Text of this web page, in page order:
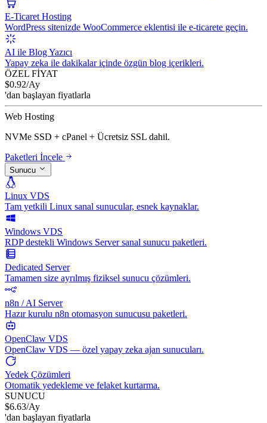
E-Ticaret Hosting
WordPress sitenizde WooCommerce eklentisi ile e-ticarete geçin.
AI ile Blog Yazıcı
Yapay zeka ile dakikalar içinde özgün blog içerikleri.
ÖZEL FİYAT
$0.92/Ay
'dan başlayan fiyatlarla
Web Hosting
NVMe SSD + cPanel + Ücretsiz SSL dahil.
Paketleri İncele
Sunucu
Linux VDS
Tam yetkili Linux sanal sunucular, esnek kaynaklar.
Windows VDS
RDP destekli Windows Server sanal sunucu paketleri.
Dedicated Server
Tamamen size ayrılmış fiziksel sunucu çözümleri.
n8n / AI Server
Hazır kurulu n8n otomasyon sunucusu paketleri.
OpenClaw VDS
OpenClaw VDS — özel yapay zeka ajan sunucuları.
Yedek Çözümleri
Otomatik yedekleme ve felaket kurtarma.
SUNUCU
$6.63/Ay
'dan başlayan fiyatlarla